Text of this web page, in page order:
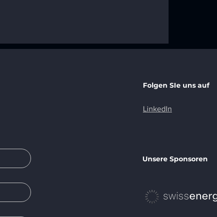
DCS
Folgen SIe uns auf
LinkedIn
Unsere Sponsoren